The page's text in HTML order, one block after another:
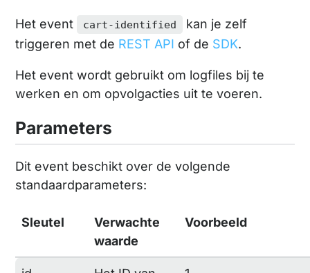
Het event cart-identified
kan je zelf
triggeren met de REST API of de SDK.
Het event wordt gebruikt om logfiles bij te
werken en om opvolgacties uit te voeren.
Parameters
Dit event beschikt over de volgende
standaardparameters:
Sleutel
Verwachte
waarde
Voorbeeld